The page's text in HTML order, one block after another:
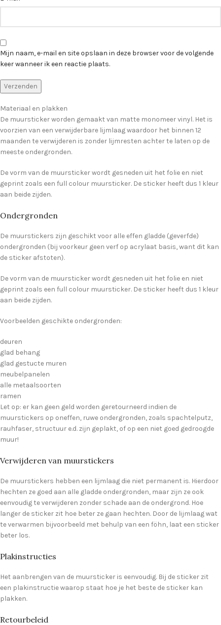
Mijn naam, e-mail en site opslaan in deze browser voor de volgende
keer wanneer ik een reactie plaats.
Materiaal en plakken
De muursticker worden gemaakt van matte monomeer vinyl. Het is
voorzien van een verwijderbare lijmlaag waardoor het binnen 12
maanden te verwijderen is zonder lijmresten achter te laten op de
meeste ondergronden.
De vorm van de muursticker wordt gesneden uit het folie en niet
geprint zoals een full colour muursticker. De sticker heeft dus 1 kleur
aan beide zijden.
Ondergronden
De muurstickers zijn geschikt voor alle effen gladde (geverfde)
ondergronden (bij voorkeur geen verf op acrylaat basis, want dit kan
de sticker afstoten).
De vorm van de muursticker wordt gesneden uit het folie en niet
geprint zoals een full colour muursticker. De sticker heeft dus 1 kleur
aan beide zijden.
Voorbeelden geschikte ondergronden:
deuren
glad behang
glad gestucte muren
meubelpanelen
alle metaalsoorten
ramen
Let op: er kan geen geld worden geretourneerd indien de
muurstickers op oneffen, ruwe ondergronden, zoals spachtelputz,
rauhfaser, structuur e.d. zijn geplakt, of op een niet goed gedroogde
muur!
Verwijderen van muurstickers
De muurstickers hebben een lijmlaag die niet permanent is. Hierdoor
hechten ze goed aan alle gladde ondergronden, maar zijn ze ook
eenvoudig te verwijderen zonder schade aan de ondergrond. Hoe
langer de sticker zit hoe beter ze gaan hechten. Door de lijmlaag wat
te verwarmen bijvoorbeeld met behulp van een föhn, laat een sticker
beter los.
Plakinstructies
Het aanbrengen van de muursticker is eenvoudig. Bij de sticker zit
een plakinstructie waarop staat hoe je het beste de sticker kan
plakken.
Retourbeleid